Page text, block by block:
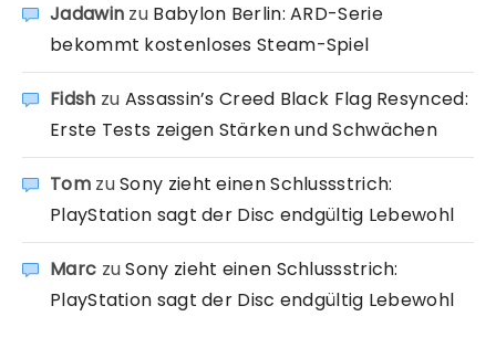
Jadawin zu Babylon Berlin: ARD-Serie
bekommt kostenloses Steam-Spiel
Fidsh zu Assassin’s Creed Black Flag Resynced:
Erste Tests zeigen Stärken und Schwächen
TomzuSony zieht einen Schlussstrich:
PlayStation sagt der Disc endgültig Lebewohl
Marc zuSony zieht einen Schlussstrich:
PlayStation sagt der Disc endgültig Lebewohl